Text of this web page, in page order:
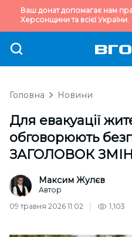
Ваш донат допомагає нам
Херсонщини та всієї України.
Головна Новини
Для евакуації
обговорюють
ЗАГОЛОВОК
Максим Жулєв
Автор
09 травня 2026 11:02
1,103